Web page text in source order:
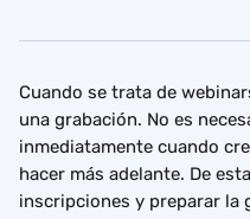
Cuando se trata de
una grabación. No es
inmediatamente cuando
hacer más adelante. De
inscripciones y preparar la